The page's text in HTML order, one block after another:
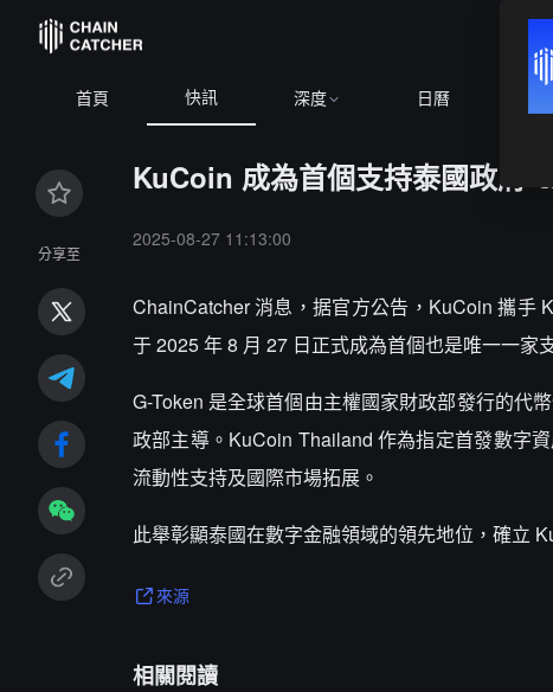
首頁 快訊 深度 日曆
分享至
KuCoin 成為首個支持泰國政府
2025-08-27 11:13:00
ChainCatcher 消息，据官方公告，KuCoin 攜手
于 2025 年 8 月 27 日正式成為首個也是唯一一家
G-Token 是全球首個由主權國家財政部發行的代
政部主導。KuCoin Thailand 作為指定首發數字
流動性支持及國際市場拓展。
此舉彰顯泰國在數字金融領域的領先地位，確立
來源
相關閱讀